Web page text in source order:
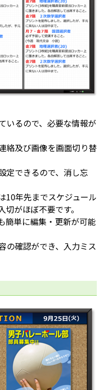
いるので、必要な情報が
絡及び画像を画面切り替
定できるので、消し忘
10年先までスケジュール
がほぼ不要です。
簡単に編集・更新が可能
の確認ができ、入力ミス